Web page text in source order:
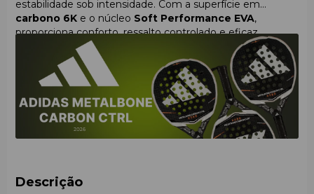
estabilidade sob intensidade. Com a superfície em
carbono 6K e o núcleo Soft Performance EVA,
proporciona conforto, ressalto controlado e eficaz
absorção devibração
— uma escolha ideal para quem
controle, tecnologia e originalidade da gama
raquetes de padel adidas
entre as melhoresraquetes
padelpremium.
Descrição